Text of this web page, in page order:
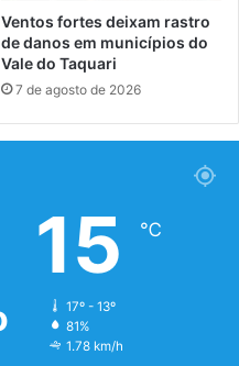
Ventos fortes deixam rastro
de danos em municípios do
Vale do Taquari
7 de agosto de 2026
15 ℃
17º - 13º
81%
1.78 km/h